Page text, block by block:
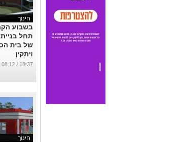
חינוך
בשבוע
תחל
של בית
ויתקין
...
18:37 / 19.08.12
חינוך